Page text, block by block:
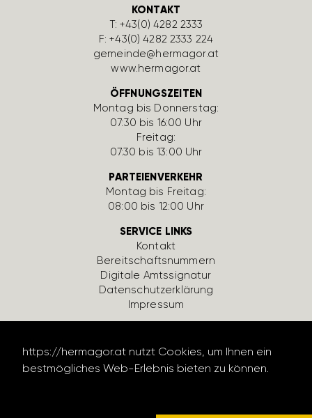
https://hermagor.at nutzt Cookies, um Ihnen ein
bestmögliches Web-Erlebnis bieten zu können.
KONTAKT
T:+43(0) 4282 2333
F: +43(0) 4282 2333 224
gemeinde@hermagor.at
www.hermagor.at
ÖFFNUNGSZEITEN
Montag bis Donnerstag:
07:30 bis 16:00 Uhr
Freitag:
07:30 bis 13:00 Uhr
PARTEIENVERKEHR
Montag bis Freitag:
08:00 bis 12:00 Uhr
SERVICE LINKS
Kontakt
Bereit­schafts­num­mern
Digi­tale Amts­si­gnatur
Daten­schutz­er­klä­rung
Impressum